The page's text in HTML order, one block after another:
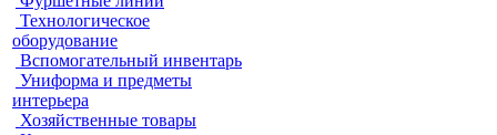
Технологическое
оборудование
Вспомогательный инвентарь
Униформа и предметы
интерьера
Хозяйственные товары